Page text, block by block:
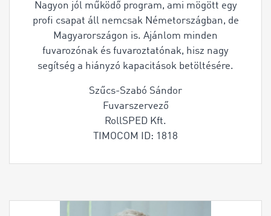
Nagyon jól működő program, ami mögött egy
profi csapat áll nemcsak Németországban, de
Magyarországon is. Ajánlom minden
fuvarozónak és fuvaroztatónak, hisz nagy
segítség a hiányzó kapacitások betöltésére.
Szűcs-Szabó Sándor
Fuvarszervező
RollSPED Kft.
TIMOCOM ID: 1818